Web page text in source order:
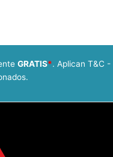
GRATIS*. Aplican T&C -